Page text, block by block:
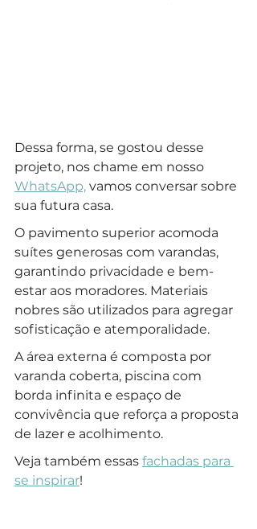
Dessa forma, se gostou desse
projeto, nos chame em nosso
WhatsApp, vamos conversar sobre
sua futura casa.
O pavimento superior acomoda
suítes generosas com varandas,
garantindo privacidade e bem-
estar aos moradores. Materiais
nobres são utilizados para agregar
sofisticação e atemporalidade.
A área externa é composta por
varanda coberta, piscina com
borda infinita e espaço de
convivência que reforça a proposta
de lazer e acolhimento.
Veja também essas fachadas para
se inspirar!